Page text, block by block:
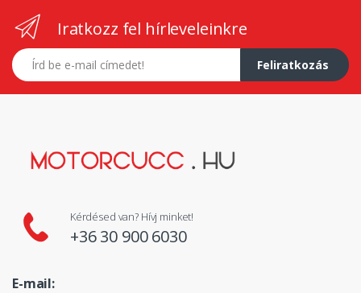
Iratkozz fel hírleveleinkre
E-mail címed
Feliratkozás
Kérdésed van? Hívj minket!
+36 30 900 6030
E-mail: